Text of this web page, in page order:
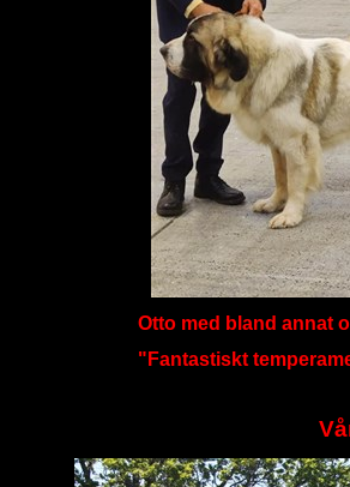
Otto med bland annat
"Fantastiskt